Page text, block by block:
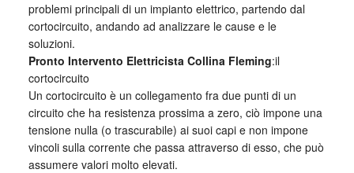
problemi principali di un impianto elettrico, partendo dal
cortocircuito, andando ad analizzare le cause e le
soluzioni.
Pronto Intervento Elettricista Collina Fleming:il
cortocircuito
Un cortocircuito è un collegamento fra due punti di un
circuito che ha resistenza prossima a zero, ciò impone una
tensione nulla (o trascurabile) ai suoi capi e non impone
vincoli sulla corrente che passa attraverso di esso, che può
assumere valori molto elevati.